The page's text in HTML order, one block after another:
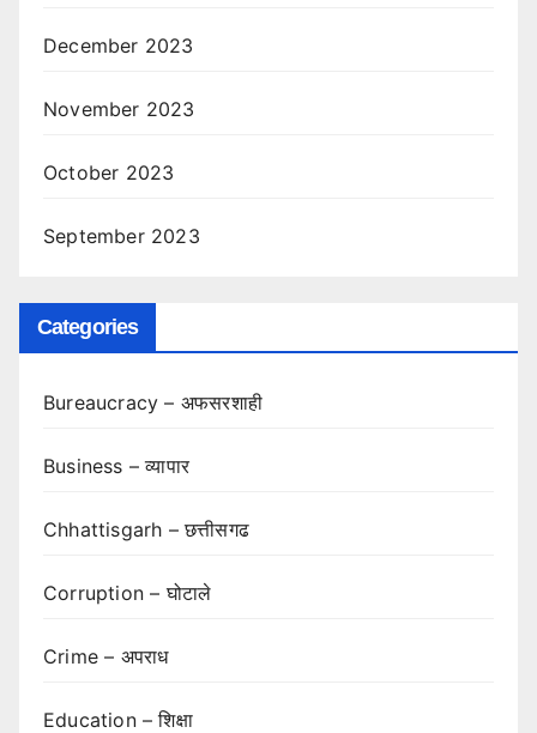
December 2023
November 2023
October 2023
September 2023
Categories
Bureaucracy – अफसरशाही
Business – व्यापार
Chhattisgarh – छत्तीसगढ
Corruption – घोटाले
Crime – अपराध
Education – शिक्षा